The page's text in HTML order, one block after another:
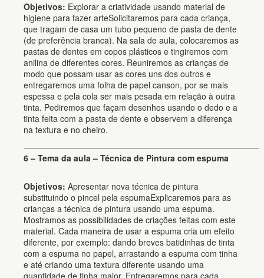
Objetivos: Explorar a criatividade usando material de
higiene para fazer arteSolicitaremos para cada criança,
que tragam de casa um tubo pequeno de pasta de dente
(de preferência branca). Na sala de aula, colocaremos as
pastas de dentes em copos plásticos e tingiremos com
anilina de diferentes cores. Reuniremos as crianças de
modo que possam usar as cores uns dos outros e
entregaremos uma folha de papel canson, por se mais
espessa e pela cola ser mais pesada em relação à outra
tinta. Pediremos que façam desenhos usando o dedo e a
tinta feita com a pasta de dente e observem a diferença
na textura e no cheiro.
————————————————————————————–
6 – Tema da aula – Técnica de Pintura com espuma
Objetivos: Apresentar nova técnica de pintura
substituindo o pincel pela espumaExplicaremos para as
crianças a técnica de pintura usando uma espuma.
Mostramos as possibilidades de criações feitas com este
material. Cada maneira de usar a espuma cria um efeito
diferente, por exemplo: dando breves batidinhas de tinta
com a espuma no papel, arrastando a espuma com tinha
e até criando uma textura diferente usando uma
quantidade de tinha maior. Entregaremos para cada